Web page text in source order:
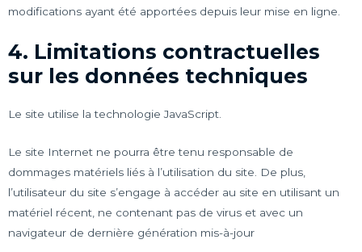
modifications ayant été apportées depuis leur mise en ligne.
4. Limitations contractuelles
sur les données techniques
Le site utilise la technologie JavaScript.
Le site Internet ne pourra être tenu responsable de
dommages matériels liés à l’utilisation du site. De plus,
l’utilisateur du site s’engage à accéder au site en utilisant un
matériel récent, ne contenant pas de virus et avec un
navigateur de dernière génération mis-à-jour